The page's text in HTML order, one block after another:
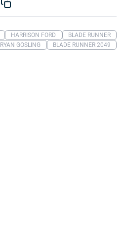
HARRISON FORD
BLADE RUNNER
RYAN GOSLING
BLADE RUNNER 2049